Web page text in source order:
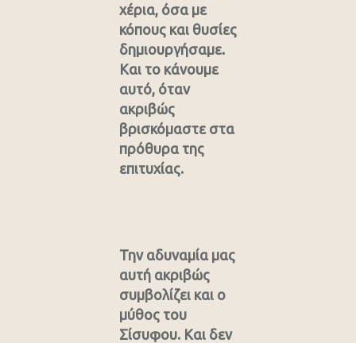
χέρια, όσα με
κόπους και θυσίες
δημιουργήσαμε.
Και το κάνουμε
αυτό, όταν
ακριβώς
βρισκόμαστε στα
πρόθυρα της
επιτυχίας.
Την αδυναμία μας
αυτή ακριβώς
συμβολίζει και ο
μύθος του
Σίσυφου. Και δεν